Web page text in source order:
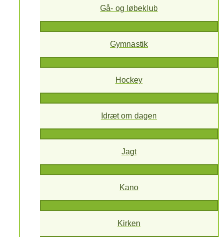
Gå- og løbeklub
Gymnastik
Hockey
Idræt om dagen
Jagt
Kano
Kirken